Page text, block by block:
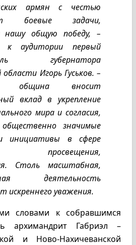
армян с честью
боевые задачи,
нашу общую победу, –
к аудитории первый
губернатора
Игорь Гуськов. –
община вносит
вклад в укрепление
мира и согласия,
общественно значимые
инициативы в сфере
просвещения,
Столь масштабная,
деятельность
искреннего уважения.
словами к собравшимся
архимандрит Габриэл –
и Ново-Нахичеванской